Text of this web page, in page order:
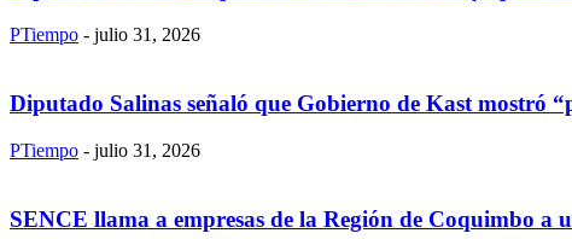
PTiempo - julio 31, 2026
Diputado Salinas señaló que Gobierno de Kast mostró
PTiempo - julio 31, 2026
SENCE llama a empresas de la Región de Coquimbo a